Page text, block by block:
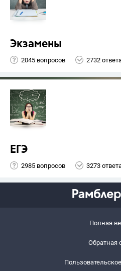
Экзамены
2045 вопросов 2732
ЕГЭ
2985 вопросов 3273
Полная
Обратная